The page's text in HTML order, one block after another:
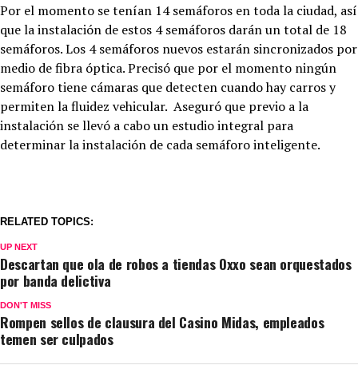
Por el momento se tenían 14 semáforos en toda la ciudad, así
que la instalación de estos 4 semáforos darán un total de 18
semáforos. Los 4 semáforos nuevos estarán sincronizados por
medio de fibra óptica. Precisó que por el momento ningún
semáforo tiene cámaras que detecten cuando hay carros y
permiten la fluidez vehicular. Aseguró que previo a la
instalación se llevó a cabo un estudio integral para
determinar la instalación de cada semáforo inteligente.
RELATED TOPICS:
UP NEXT
Descartan que ola de robos a tiendas Oxxo sean orquestados
por banda delictiva
DON'T MISS
Rompen sellos de clausura del Casino Midas, empleados
temen ser culpados